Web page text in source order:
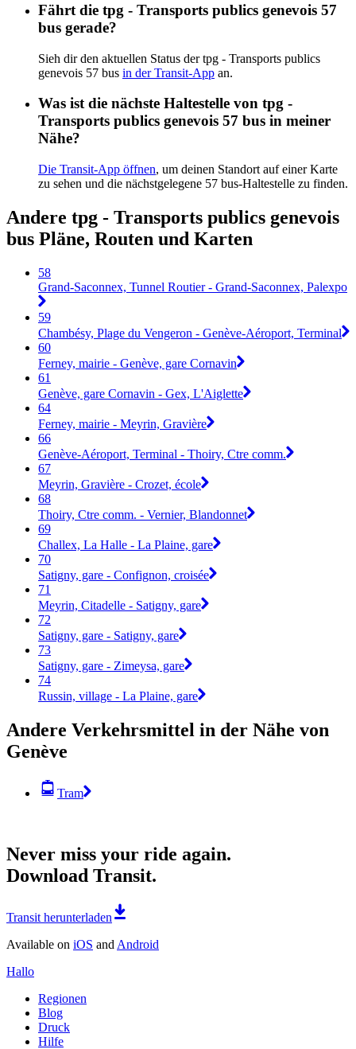
Fährt die tpg - Transports publics genevois 57
bus gerade?
Sieh dir den aktuellen Status der tpg - Transports publics
genevois 57 bus in der Transit-App an.
Was ist die nächste Haltestelle von tpg -
Transports publics genevois 57 bus in meiner
Nähe?
Die Transit-App öffnen, um deinen Standort auf einer Karte
zu sehen und die nächstgelegene 57 bus-Haltestelle zu finden.
Andere tpg - Transports publics genevois
bus Pläne, Routen und Karten
58
Grand-Saconnex, Tunnel Routier - Grand-Saconnex, Palexpo
59
Chambésy, Plage du Vengeron - Genève-Aéroport, Terminal
60
Ferney, mairie - Genève, gare Cornavin
61
Genève, gare Cornavin - Gex, L'Aiglette
64
Ferney, mairie - Meyrin, Gravière
66
Genève-Aéroport, Terminal - Thoiry, Ctre comm.
67
Meyrin, Gravière - Crozet, école
68
Thoiry, Ctre comm. - Vernier, Blandonnet
69
Challex, La Halle - La Plaine, gare
70
Satigny, gare - Confignon, croisée
71
Meyrin, Citadelle - Satigny, gare
72
Satigny, gare - Satigny, gare
73
Satigny, gare - Zimeysa, gare
74
Russin, village - La Plaine, gare
Andere Verkehrsmittel in der Nähe von
Genève
Tram
Never miss your ride again.
Download Transit.
Transit herunterladen
Available on iOS and Android
Hallo
Regionen
Blog
Druck
Hilfe